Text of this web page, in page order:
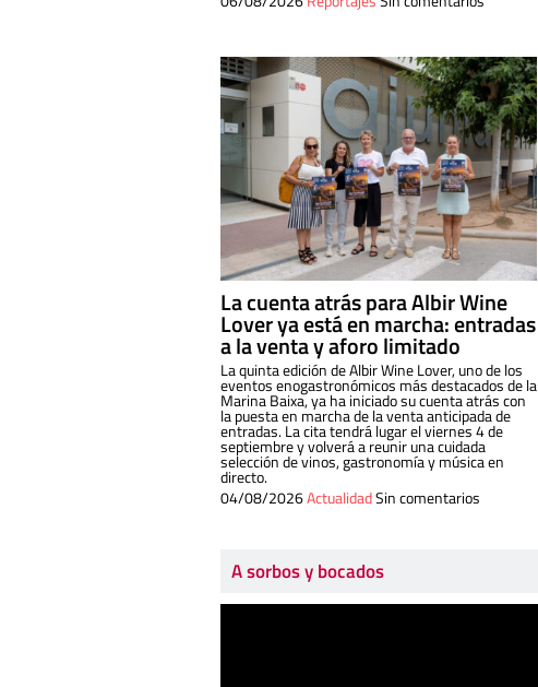
La cuenta atrás para Albir Wine
Lover ya está en marcha: entradas
a la venta y aforo limitado
La quinta edición de Albir Wine Lover, uno de los
eventos enogastronómicos más destacados de la
Marina Baixa, ya ha iniciado su cuenta atrás con
la puesta en marcha de la venta anticipada de
entradas. La cita tendrá lugar el viernes 4 de
septiembre y volverá a reunir una cuidada
selección de vinos, gastronomía y música en
directo.
04/08/2026ActualidadSin comentarios
A sorbos y bocados